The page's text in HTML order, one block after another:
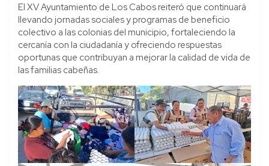
El XV Ayuntamiento de Los Cabos reiteró que continuará
llevando jornadas sociales y programas de beneficio
colectivo a las colonias del municipio, fortaleciendo la
cercanía con la ciudadanía y ofreciendo respuestas
oportunas que contribuyan a mejorar la calidad de vida de
las familias cabeñas.